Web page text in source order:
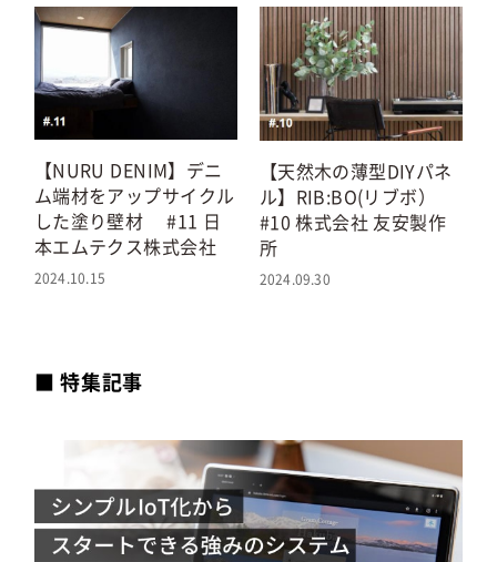
【NURU DENIM】デニ
ム端材をアップサイクル
した塗り壁材 #11 日
本エムテクス株式会社
2024.10.15
【天然木の薄型DIYパネ
ル】RIB:BO(リブボ）
#10 株式会社 友安製作
所
2024.09.30
■ 特集記事